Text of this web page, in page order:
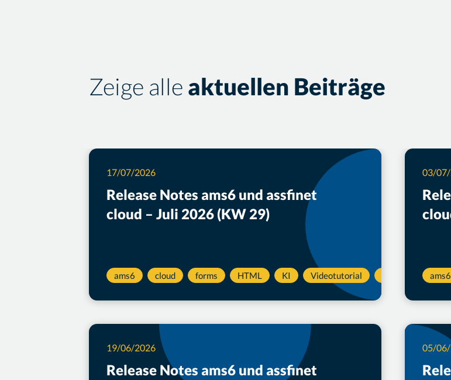
Zeige alle aktuellen Beiträge
Release Notes ams6 und assfinet
cloud – Juli 2026 (KW 29)
17/07/2026
ams6 cloud forms HTML KI Videotutorial
03/
ams6
Release Notes ams6 und assfinet
19/06/2026 05/